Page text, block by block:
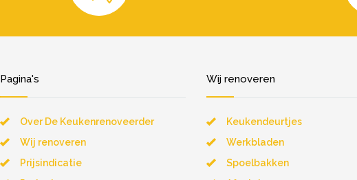
Pagina's
Over De Keukenrenoveerder
Wij renoveren
Prijsindicatie
Wij renoveren
Keukendeurtjes
Werkbladen
Spoelbakken